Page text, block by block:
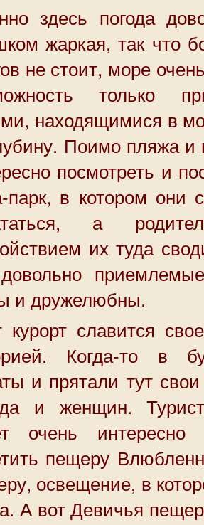
здесь погода
жаркая, так что
не стоит, море
только
находящимися в
Поимо пляжа и
посмотреть и
парк, в котором они
а
их туда
и дружелюбны.
курорт славится
Когда-то в
и прятали тут
и женщин.
очень интересно
пещеру
освещение, в
А вот Девичья